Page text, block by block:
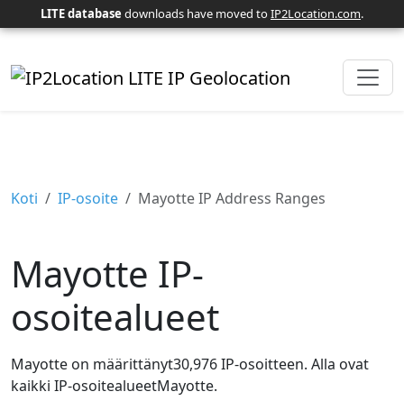
LITE database downloads have moved toIP2Location.com.
Koti IP-osoite Mayotte IP Address Ranges
Mayotte IP-
osoitealueet
Mayotte on määrittänyt30,976 IP-osoitteen. Alla ovat
kaikki IP-osoitealueetMayotte.